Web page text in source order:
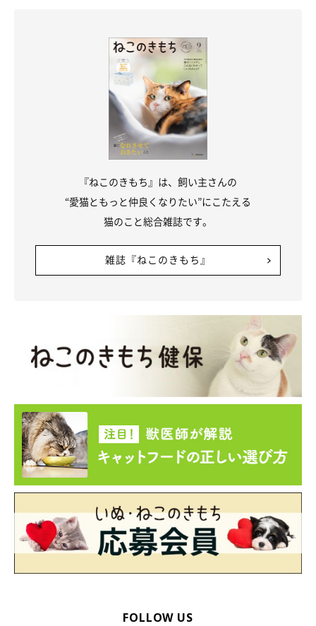
『ねこのきもち』は、飼い主さんの
“愛猫ともっと仲良くなりたい”にこたえる
猫のこと総合雑誌です。
雑誌『ねこのきもち』
FOLLOW US